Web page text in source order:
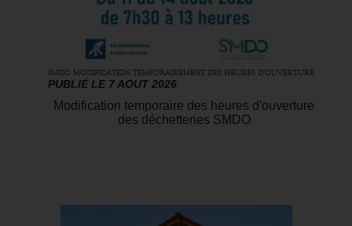
SMDO MODIFICATION TEMPORAIREMENT DES HEURES D'OUVERTURE
PUBLIÉ LE 7 AOUT 2026
Modification temporaire des heures d'ouverture
des déchetteries SMDO